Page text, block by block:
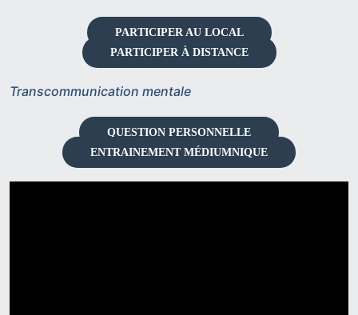
PARTICIPER AU LOCAL
PARTICIPER À DISTANCE
Transcommunication mentale
QUESTION PERSONNELLE
ENTRAINEMENT MÉDIUMNIQUE